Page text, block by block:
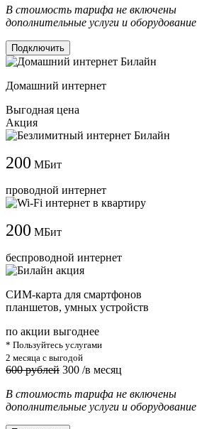
В стоимость тарифа не включены
дополнительные услуги и оборудование
Подключить
Домашний интернет
Выгодная цена
Акция
200 МБит
проводной интернет
200 МБит
беспроводной интернет
СИМ-карта для смартфонов
планшетов, умных устройств
по акции выгоднее
* Пользуйтесь услугами
2 месяца с выгодой
600 рублей 300 /в месяц
В стоимость тарифа не включены
дополнительные услуги и оборудование